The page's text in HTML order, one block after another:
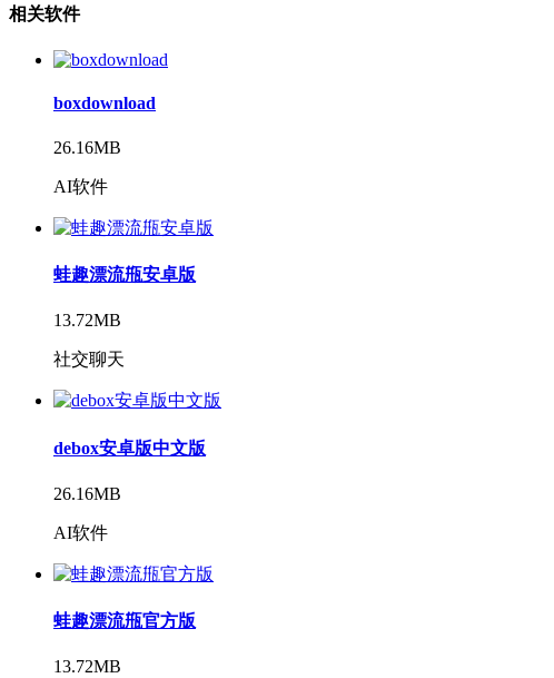
相关软件
boxdownload
26.16MB
AI软件
蛙趣漂流甁安卓版
13.72MB
社交聊天
debox安卓版中文版
26.16MB
AI软件
蛙趣漂流甁官方版
13.72MB